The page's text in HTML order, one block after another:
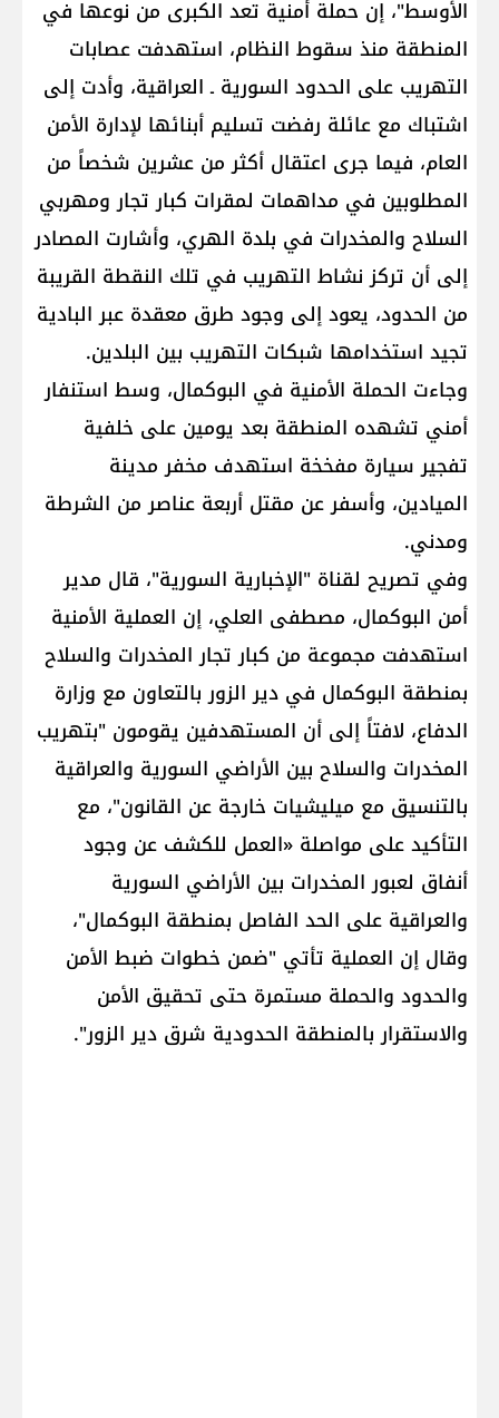
الأوسط"، إن حملة أمنية تعد الكبرى من نوعها في
المنطقة منذ سقوط النظام، استهدفت عصابات
التهريب على الحدود السورية ـ العراقية، وأدت إلى
اشتباك مع عائلة رفضت تسليم أبنائها لإدارة الأمن
العام، فيما جرى اعتقال أكثر من عشرين شخصاً من
المطلوبين في مداهمات لمقرات كبار تجار ومهربي
السلاح والمخدرات في بلدة الهري، وأشارت المصادر
إلى أن تركز نشاط التهريب في تلك النقطة القريبة
من الحدود، يعود إلى وجود طرق معقدة عبر البادية
تجيد استخدامها شبكات التهريب بين البلدين.
وجاءت الحملة الأمنية في البوكمال، وسط استنفار
أمني تشهده المنطقة بعد يومين على خلفية
تفجير سيارة مفخخة استهدف مخفر مدينة
الميادين، وأسفر عن مقتل أربعة عناصر من الشرطة
ومدني.
وفي تصريح لقناة "الإخبارية السورية"، قال مدير
أمن البوكمال، مصطفى العلي، إن العملية الأمنية
استهدفت مجموعة من كبار تجار المخدرات والسلاح
بمنطقة البوكمال في دير الزور بالتعاون مع وزارة
الدفاع، لافتاً إلى أن المستهدفين يقومون "بتهريب
المخدرات والسلاح بين الأراضي السورية والعراقية
بالتنسيق مع ميليشيات خارجة عن القانون"، مع
التأكيد على مواصلة «العمل للكشف عن وجود
أنفاق لعبور المخدرات بين الأراضي السورية
والعراقية على الحد الفاصل بمنطقة البوكمال"،
وقال إن العملية تأتي "ضمن خطوات ضبط الأمن
والحدود والحملة مستمرة حتى تحقيق الأمن
والاستقرار بالمنطقة الحدودية شرق دير الزور".